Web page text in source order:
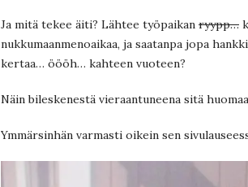
Ja mitä tekee äiti? Lähtee työpaikan ryypp…
nukkumaanmenoaikaa, ja saatanpa jopa
kertaa… öööh… kahteen vuoteen?
Näin bileskenestä vieraantuneena sitä
Ymmärsinhän varmasti oikein sen